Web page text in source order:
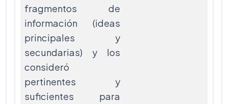
fragmentos de
información (ideas
principales y
secundarias) y los
consideró
pertinentes y
suficientes para